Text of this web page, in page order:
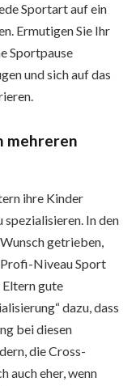
Sportart auf ein
Ermutigen Sie Ihr
Sportpause
und sich auf das
mehreren
ihre Kinder
spezialisieren. In den
getrieben,
Profi-Niveau Sport
Eltern gute
dazu, dass
bei diesen
die Cross-
auch eher, wenn